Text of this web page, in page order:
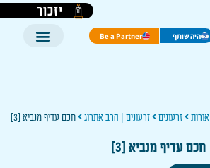
יזכור
היה שותף Be a Partner
אורות זרעונים זרעונים | הרב אתרוג חכם עדיף מנביא [3]
חכם עדיף מנביא [3]